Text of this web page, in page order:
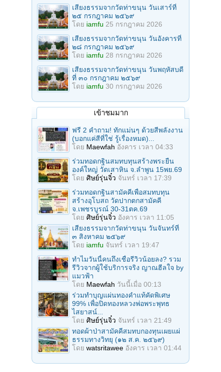
เสียงธรรมจากวัดท่าขนุน วันเสาร์ที่
๒๕ กรกฎาคม ๒๕๖๙
โดย iamfu 25 กรกฎาคม 2026
เสียงธรรมจากวัดท่าขนุน วันอังคารที่
๒๘ กรกฎาคม ๒๕๖๙
โดย iamfu 28 กรกฎาคม 2026
เสียงธรรมจากวัดท่าขนุน วันพฤหัสบดี
ที่ ๓๐ กรกฎาคม ๒๕๖๙
โดย iamfu 30 กรกฎาคม 2026
เข้าชมมาก
ฟรี 2 คำถาม! ทักแม่นๆ ด้วยสีพลังงาน
(บอกแค่สีที่ใช่ รู้เรื่องหมด)...
โดย Maewfah อังคาร เวลา 04:33
ร่วมทอดกฐินสมทบทุนสร้างพระยืน
องค์ใหญ่ วัดเสาหิน จ.ลําพูน 15พย.69
โดย ศิษย์รุ่นจิ๋ว จันทร์ เวลา 17:39
ร่วมทอดกฐินสามัคคีเพื่อสมทบทุน
สร้างอุโบสถ วัดปากตกสามัคคี
จ.เพชรบูรณ์ 30-31ตค.69
โดย ศิษย์รุ่นจิ๋ว อังคาร เวลา 11:05
เสียงธรรมจากวัดท่าขนุน วันจันทร์ที่
๓ สิงหาคม ๒๕๖๙
โดย iamfu จันทร์ เวลา 19:47
ทำไมวันนี้คนถึงเชื่อรีวิวน้อยลง? รวม
รีวิวจากผู้ใช้บริการจริง ญาณฮีลใจ by
แมวฟ้า
โดย Maewfah วันนี้เมื่อ 00:13
ร่วมทําบุญแผ่นทองคำแท้คัดพิเศษ
99% เพื่อปิดทองหลวงพ่อพระพุทธ
ไสยาสน์...
โดย ศิษย์รุ่นจิ๋ว จันทร์ เวลา 21:49
ทอดผ้าป่าสามัคคีสมทบกองทุนเผยแผ่
ธรรมทางวิทยุ (๑๒ ส.ค. ๒๕๖๙)
โดย watsritawee อังคาร เวลา 01:44